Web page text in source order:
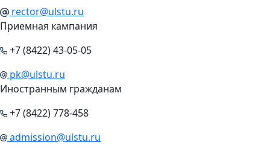
rector@ulstu.ru
Приемная кампания
+7 (8422) 43-05-05
pk@ulstu.ru
Иностранным гражданам
+7 (8422) 778-458
admission@ulstu.ru